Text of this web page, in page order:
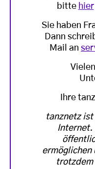
bitte hier
Sie haben
Dann
Mail an
Ihre
tanznetz ist
Internet.
ermöglichen
trotzdem